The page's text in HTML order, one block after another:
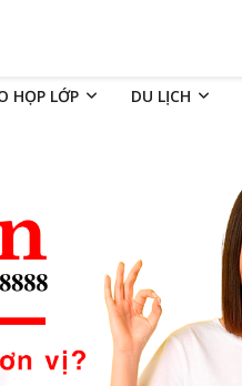
HỌP LỚP DU LỊCH